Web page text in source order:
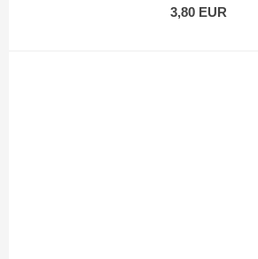
3,80 EUR